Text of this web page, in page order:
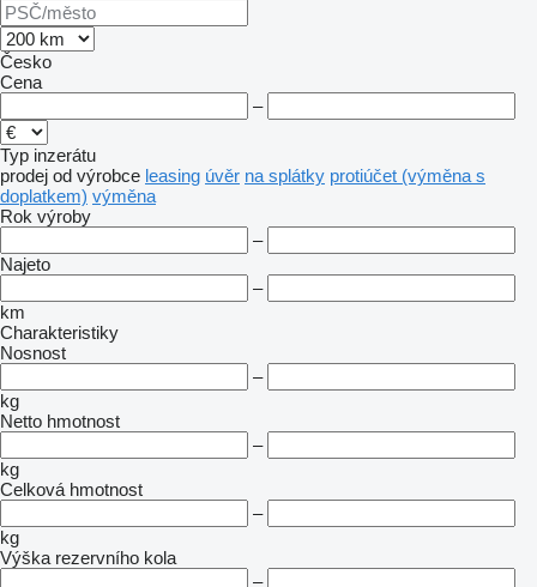
Česko
Cena
–
Typ inzerátu
prodej od výrobce leasing úvěr na splátky protiúčet (výměna s
doplatkem) výměna
Rok výroby
–
Najeto
–
km
Charakteristiky
Nosnost
–
kg
Netto hmotnost
–
kg
Celková hmotnost
–
kg
Výška rezervního kola
–